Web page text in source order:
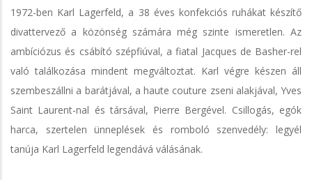
1972-ben Karl Lagerfeld, a 38 éves konfekciós ruhákat készítő
divattervező a közönség számára még szinte ismeretlen. Az
ambíciózus és csábító szépfiúval, a fiatal Jacques de Basher-rel
való találkozása mindent megváltoztat. Karl végre készen áll
szembeszállni a barátjával, a haute couture zseni alakjával, Yves
Saint Laurent-nal és társával, Pierre Bergével. Csillogás, egók
harca, szertelen ünneplések és romboló szenvedély: legyél
tanúja Karl Lagerfeld legendává válásának.